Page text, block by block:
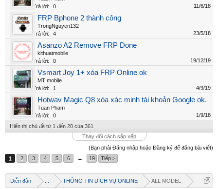
+ Chào mừng bạn đến với diễn đàn thông tin
Trả lời:
0 11/6/18
FRP Bphone 2 thành công
TrongNguyen132
Trả lời:
4 23/5/18
Asanzo A2 Remove FRP Done
kithuatmobile
Trả lời:
0 19/12/19
Vsmart Joy 1+ xóa FRP Online ok
MT mobile
Trả lời:
1 4/9/19
Hotwav Magic Q8 xóa xác minh tài khoản Google ok.
Tuan Pham
Trả lời:
0
1/9/18
Hiển thị chủ đề từ 1 đến 20 của 361
Thay đổi cách sắp xếp
(Bạn phải Đăng nhập hoặc Đăng ký để đăng bài viết)
1
2 3 4 5 6 → 19 Tiếp >
Diễn đàn THÔNG TIN DỊCH VỤ ONLINE ALL MODEL